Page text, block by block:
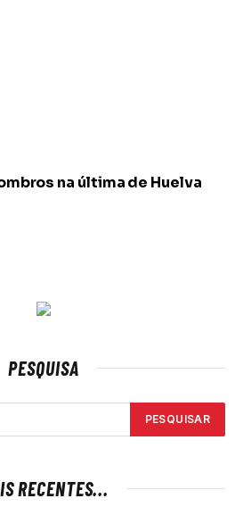
na última de Huelva
PESQUISA
RECENTES...